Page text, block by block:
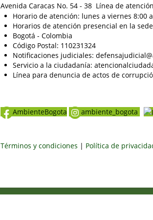
Avenida Caracas No. 54 - 38 Línea de
Horario de atención: lunes a viernes 8:00
Horarios de atención presencial en la
Bogotá - Colombia
Código Postal: 110231324
Notificaciones judiciales:
Servicio a la ciudadanía:
Línea para denuncia de actos de
AmbienteBogota ambiente_bogota
Términos y condiciones | Política de